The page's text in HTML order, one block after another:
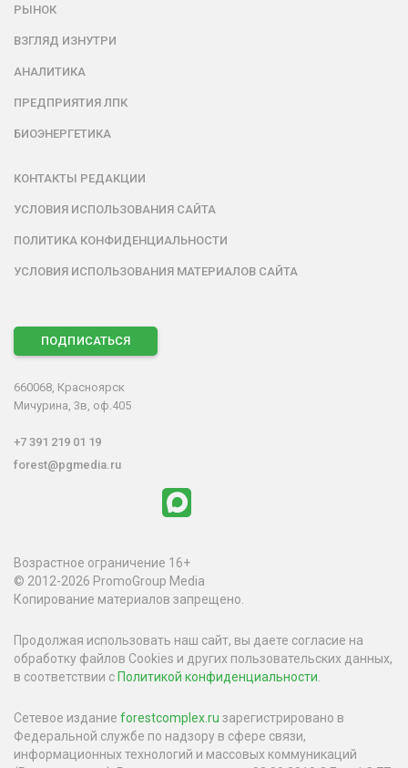
РЫНОК
ВЗГЛЯД ИЗНУТРИ
АНАЛИТИКА
ПРЕДПРИЯТИЯ ЛПК
БИОЭНЕРГЕТИКА
КОНТАКТЫ РЕДАКЦИИ
УСЛОВИЯ ИСПОЛЬЗОВАНИЯ САЙТА
ПОЛИТИКА КОНФИДЕНЦИАЛЬНОСТИ
УСЛОВИЯ ИСПОЛЬЗОВАНИЯ МАТЕРИАЛОВ САЙТА
ПОДПИСАТЬСЯ
660068, Красноярск
Мичурина, 3в, оф.405
+7 391 219 01 19
forest@pgmedia.ru
Возрастное ограничение 16+
© 2012-2026 PromoGroup Media
Копирование материалов запрещено.
Продолжая использовать наш сайт, вы даете согласие на
обработку файлов Cookies и других пользовательских данных,
в соответствии с Политикой конфиденциальности.
Сетевое издание forestcomplex.ru зарегистрировано в
Федеральной службе по надзору в сфере связи,
информационных технологий и массовых коммуникаций